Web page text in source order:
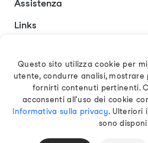
Assistenza
Links
Italiano
© 2026 EAMT GmbH
Questo sito utilizza cookie per
utente, condurre analisi,
fornirti contenuti pertinenti.
acconsenti all'uso dei cookie
Informativa sulla privacy. Ulteriori
sono